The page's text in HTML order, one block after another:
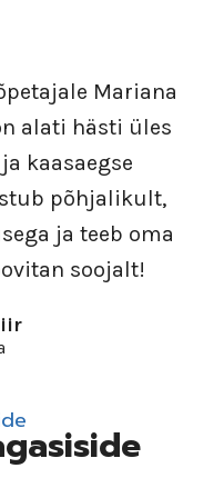
Mariana
alati hästi üles
kaasaegse
põhjalikult,
ja teeb oma
soojalt!